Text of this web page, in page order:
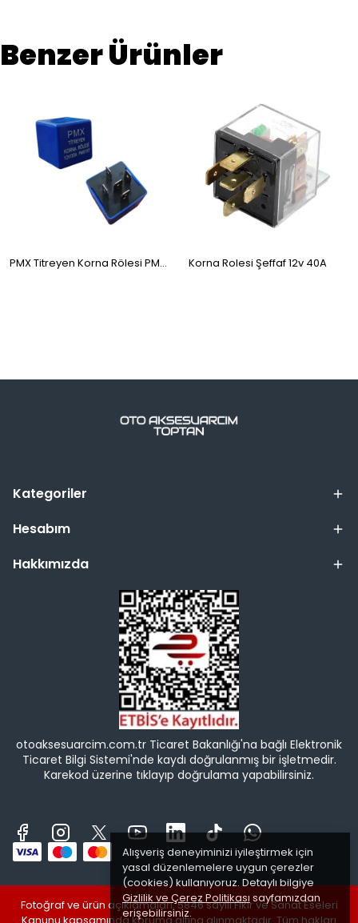
Alışveriş deneyiminizi iyileştirmek için
yasal düzenlemelere uygun çerezler
(cookies) kullanıyoruz. Detaylı bilgiye
Gizlilik ve Çerez Politikası sayfamızdan
erişebilirsiniz.
Benzer Ürünler
PMX Titreyen Korna Rölesi PMX107 Korna Rolesi Şeffaf 12v 40A
Kategoriler
Hesabım
Hakkımızda
otoaksesuarcim.com.tr Ticaret Bakanlığı'na bağlı Elektronik
Ticaret Bilgi Sistemi'nde kaydı doğrulanmış bir işletmedir.
Karekod üzerine tıklayıp doğrulama yapabilirsiniz.
Fotoğraf ve ürün açıklamaları, 5846 sayılı Fikir ve Sanat Eseleri